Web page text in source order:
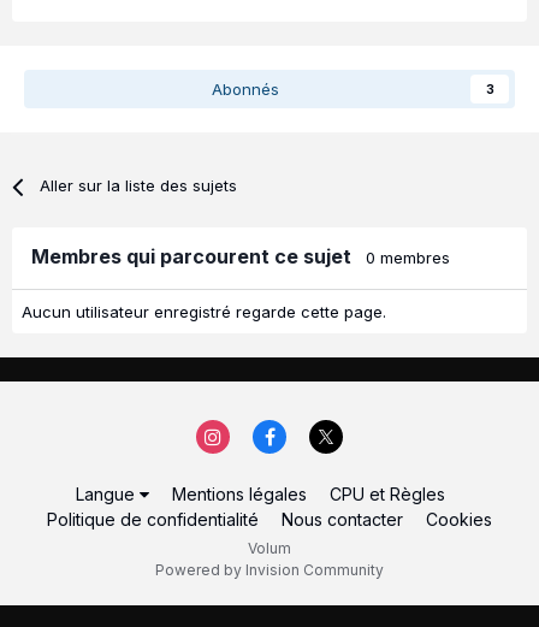
Abonnés 3
Aller sur la liste des sujets
Membres qui parcourent ce sujet 0 membres
Aucun utilisateur enregistré regarde cette page.
Langue Mentions légales
CPU et Règles
Politique de confidentialité
Nous contacter Cookies
Volum
Powered by Invision Community